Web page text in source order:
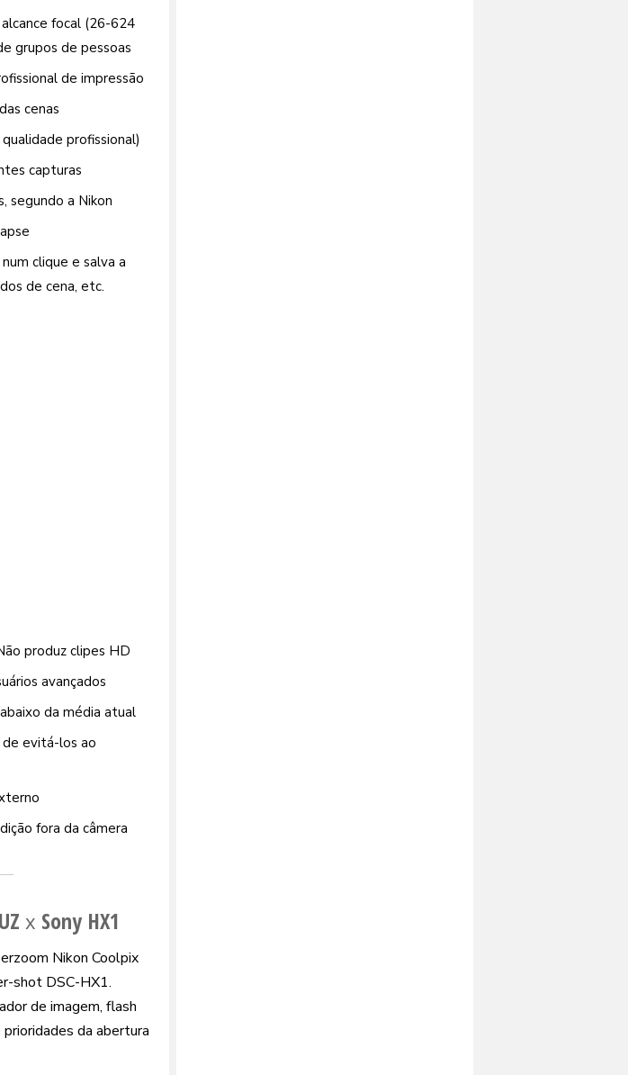
focal (26-624
grupos de pessoas
de impressão
cenas
profissional)
capturas
segundo a Nikon
clique e salva a
de cena, etc.
produz clipes HD
avançados
da média atual
evitá-los ao
fora da câmera
x Sony HX1
Nikon Coolpix
shot DSC-HX1.
de imagem, flash
da abertura